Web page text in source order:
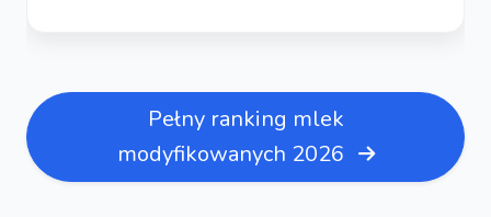
Pełny ranking mlek
modyfikowanych 2026